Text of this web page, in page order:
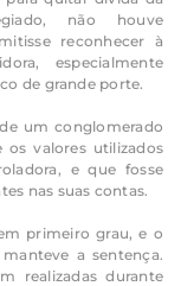
não houve
reconhecer à
especialmente
de grande porte.
um conglomerado
os valores utilizados
e que fosse
nas suas contas.
primeiro grau, e o
a sentença.
realizadas durante